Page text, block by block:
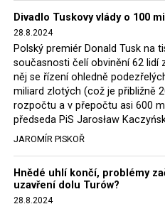
Hołownia, přímo řekli, že by
tomuto rozhodnutí podřídit.
Rozhodnutí polského
německé, české a polské
představit, že by o takové
Bodnar. Musel získat
Stále jsou totiž platné
že důl i elektrárna jsou –
polského energetického
se svými dceřinými
Divadlo Tuskovy vlády o 100
28.8.2024
Polský premiér Donald Tusk na
současnosti čelí obvinění 62 lidí
něj se řízení ohledně
miliard zlotých (což je přibližně
rozpočtu a v přepočtu asi 600
předseda PiS Jarosław
JAROMÍR PISKOŘ
Hnědé uhlí končí, problémy
uzavření dolu Turów?
28.8.2024